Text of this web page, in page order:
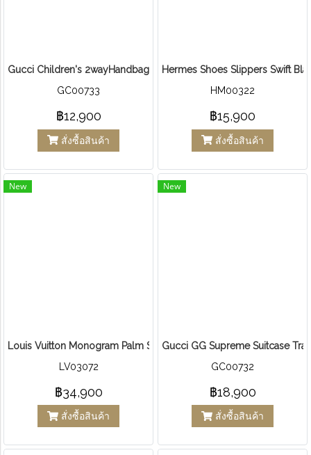
Gucci Children's 2wayHandbag Cat Print
GC00733
฿12,900
สั่งซื้อสินค้า
Hermes Shoes Slippers Swift
HM00322
฿15,900
สั่งซื้อสินค้า
New
Louis Vuitton Monogram Palm Springs PM Backpack
LV03072
฿34,900
สั่งซื้อสินค้า
New
Gucci GG Supreme Suitcase
GC00732
฿18,900
สั่งซื้อสินค้า